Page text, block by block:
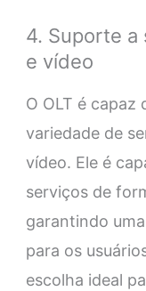
4. Suporte
e vídeo
O OLT é capaz
variedade de
vídeo. Ele é
serviços de
garantindo
para os
escolha ideal